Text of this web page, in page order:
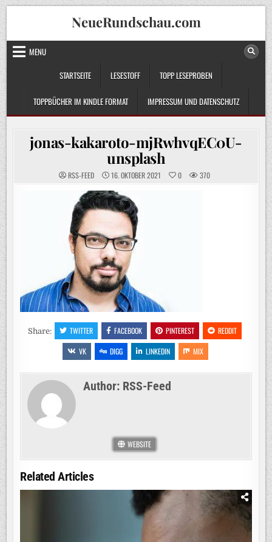
Skip
to
content
NeueRundschau.com
MENU
STARTSEITE
LESESTOFF TOPP LESEPROBEN
TOPPBÜCHER IM KINDLE FORMAT IMPRESSUM UND DATENSCHUTZ
jonas-kakaroto-mjRwhvqEC0U-
unsplash
RSS-FEED 16. OKTOBER 2021 0 370
Share: TWITTER FACEBOOK PINTEREST
REDDIT
VK
DIGG LINKEDIN MIX
Author: RSS-Feed
WEBSITE
Related Articles